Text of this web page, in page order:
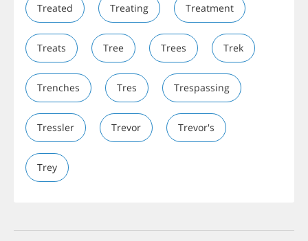
Treated Treating Treatment
Treats Tree Trees Trek
Trenches Tres Trespassing
Tressler Trevor Trevor's
Trey